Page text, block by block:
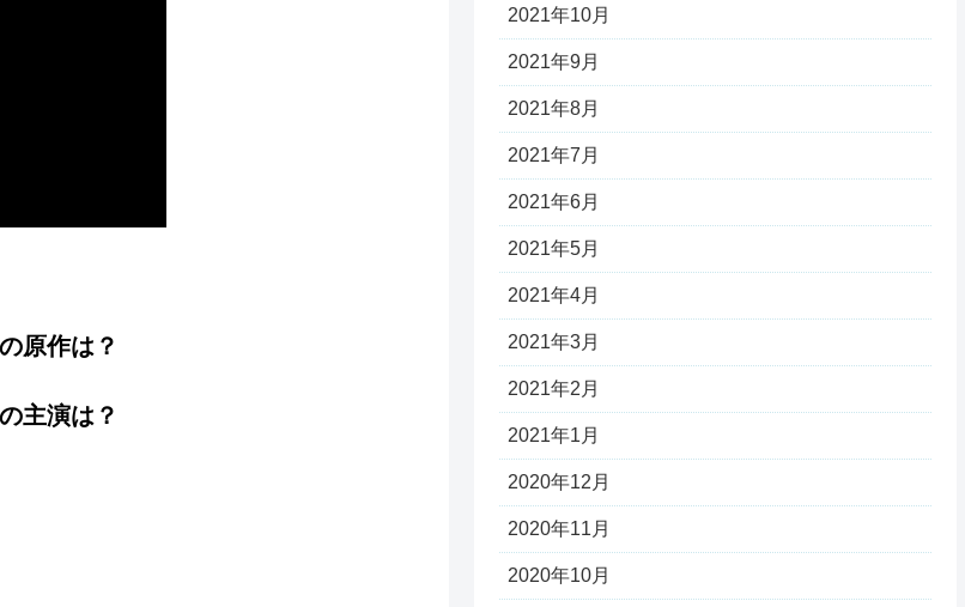
原作は？
主演は？
2021年10月
2021年9月
2021年8月
2021年7月
2021年6月
2021年5月
2021年4月
2021年3月
2021年2月
2021年1月
2020年12月
2020年11月
2020年10月